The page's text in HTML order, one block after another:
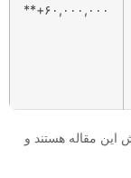
۶۰,۰۰۰,۰۰۰+**
این مقاله هستند و